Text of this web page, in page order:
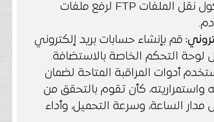
الخدمة أو بروتوكول نقل الملفات FTP لرفع ملفات
قم بإنشاء حسابات بريد إلكتروني
التحكم الخاصة بالاستضافة.
أدوات المراقبة المتاحة لضمان
واستمراريته، كأن تقوم بالتحقق من
مدار الساعة، وسرعة التحميل، وأداء